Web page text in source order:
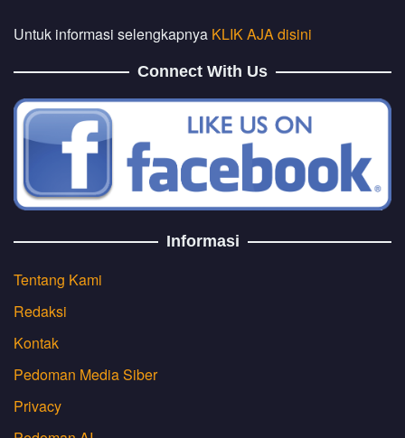
Untuk informasi selengkapnya KLIK AJA disini
Connect With Us
Informasi
Tentang Kami
Redaksi
Kontak
Pedoman Media Siber
Privacy